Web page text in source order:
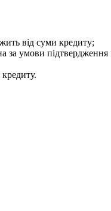
від суми кредиту;
за умови